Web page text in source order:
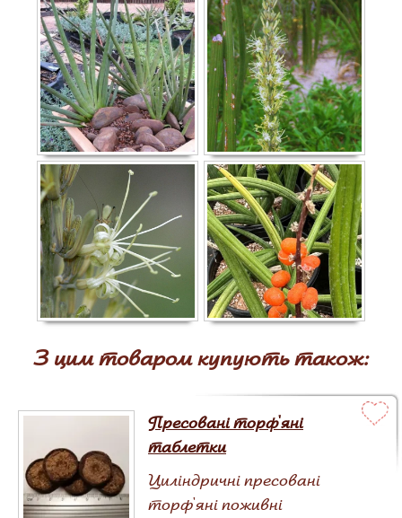
З цим товаром купують також:
Пресовані торф'яні
таблетки
Циліндричні пресовані
торф'яні поживні